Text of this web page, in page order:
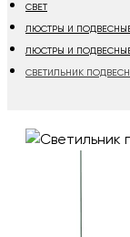
СВЕТ
ЛЮСТРЫ И
ЛЮСТРЫ И ПОДВЕСНЫЕ
СВЕТИЛЬНИК